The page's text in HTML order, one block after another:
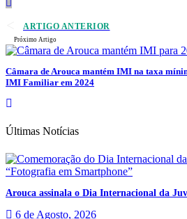
ARTIGO ANTERIOR
Próximo Artigo
Câmara de Arouca mantém IMI na taxa
IMI Familiar em 2024
Últimas Notícias
Arouca assinala o Dia Internacional da
6 de Agosto, 2026